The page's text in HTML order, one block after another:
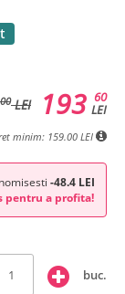
00LEI 60
LEI
193
minim: 159.00 LEI
-48.4 LEI
pentru a profita!
buc.